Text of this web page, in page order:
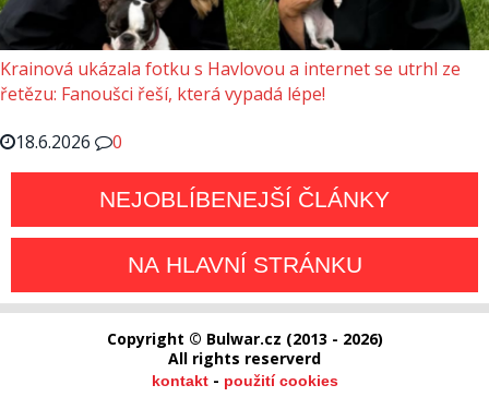
Krainová ukázala fotku s Havlovou a internet se utrhl ze
řetězu: Fanoušci řeší, která vypadá lépe!
18.6.2026
0
NEJOBLÍBENEJŠÍ ČLÁNKY
NA HLAVNÍ STRÁNKU
Copyright © Bulwar.cz (2013 - 2026)
All rights reserverd
kontakt- použití cookies